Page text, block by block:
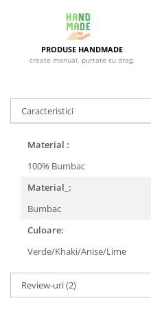
PRODUSE HANDMADE
create manual, purtate cu drag.
Caracteristici
Material :
100% Bumbac
Material_:
Bumbac
Culoare:
Verde/Khaki/Anise/Lime
Review-uri(2)